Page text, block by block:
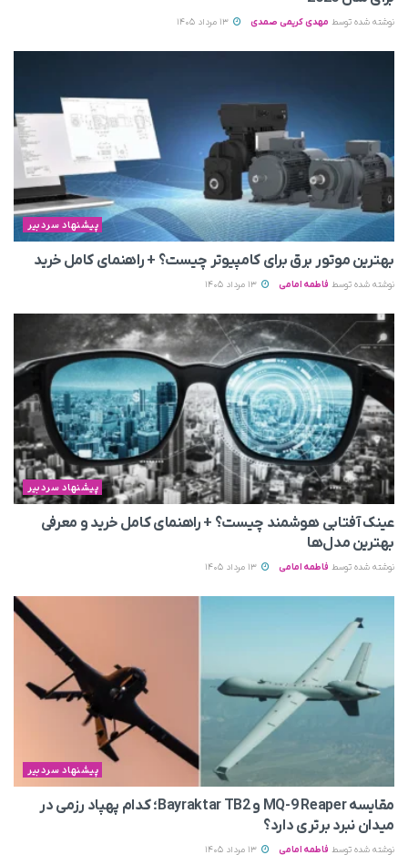
نوشته شده توسط مهدی کریمی صمدی
پیشنهاد سردبیر
بهترین موتور برق برای کامپیوتر چیست؟ + راهنمای کامل خرید
نوشته شده توسط فاطمه امامی
پیشنهاد سردبیر
عینک آفتابی هوشمند چیست؟ + راهنمای کامل خرید و معرفی
بهترین مدل‌ها
نوشته شده توسط فاطمه امامی
پیشنهاد سردبیر
مقایسه MQ-9 Reaper و Bayraktar TB2؛ کدام پهپاد رزمی در
میدان نبرد برتری دارد؟
نوشته شده توسط فاطمه امامی